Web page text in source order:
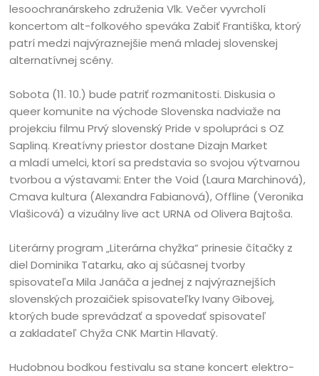
lesoochranárskeho združenia Vlk. Večer vyvrcholí
koncertom alt-folkového speváka Zabiť Františka, ktorý
patrí medzi najvýraznejšie mená mladej slovenskej
alternatívnej scény.
Sobota (11. 10.) bude patriť rozmanitosti. Diskusia o
queer komunite na východe Slovenska nadviaže na
projekciu filmu Prvý slovenský Pride v spolupráci s OZ
Saplinq. Kreatívny priestor dostane Dizajn Market
a mladí umelci, ktorí sa predstavia so svojou výtvarnou
tvorbou a výstavami: Enter the Void (Laura Marchinová),
Cmava kultura (Alexandra Fabianová), Offline (Veronika
Vlašicová) a vizuálny live act URNA od Olivera Bajtoša.
Literárny program „Literárna chyžka“ prinesie čítačky z
diel Dominika Tatarku, ako aj súčasnej tvorby
spisovateľa Mila Janáča a jednej z najvýraznejších
slovenských prozaičiek spisovateľky Ivany Gibovej,
ktorých bude sprevádzať a spovedať spisovateľ
a zakladateľ Chyža CNK Martin Hlavatý.
Hudobnou bodkou festivalu sa stane koncert elektro-